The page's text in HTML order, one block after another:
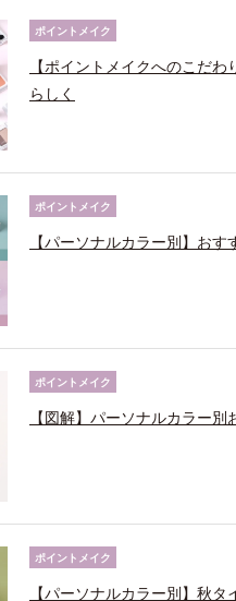
ポイントメイク
【ポイントメイクへのこだ
らしく
ポイントメイク
【パーソナルカラー別】お
ポイントメイク
【図解】パーソナルカラー
ポイントメイク
【パーソナルカラー別】秋